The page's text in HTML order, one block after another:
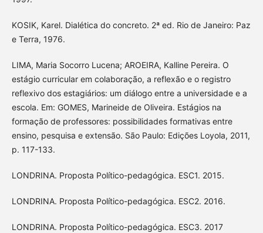
KOSIK, Karel. Dialética do concreto. 2ª ed. Rio de Janeiro: Paz
e Terra, 1976.
LIMA, Maria Socorro Lucena; AROEIRA, Kalline Pereira. O
estágio curricular em colaboração, a reflexão e o registro
reflexivo dos estagiários: um diálogo entre a universidade e a
escola. Em: GOMES, Marineide de Oliveira. Estágios na
formação de professores: possibilidades formativas entre
ensino, pesquisa e extensão. São Paulo: Edições Loyola, 2011,
p. 117-133.
LONDRINA. Proposta Político-pedagógica. ESC1. 2015.
LONDRINA. Proposta Político-pedagógica. ESC2. 2016.
LONDRINA. Proposta Político-pedagógica. ESC3. 2017